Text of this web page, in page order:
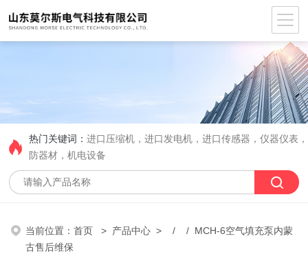
热门关键词：进口压缩机，进口发电机，进口传感器，仪器仪表
防器材，机电设备
当前位置：首页 > 产品中心 > / / MCH-6空气填充泵内蒙
古售后维保